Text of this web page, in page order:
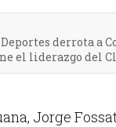
derrota a
el liderazgo del
Jorge